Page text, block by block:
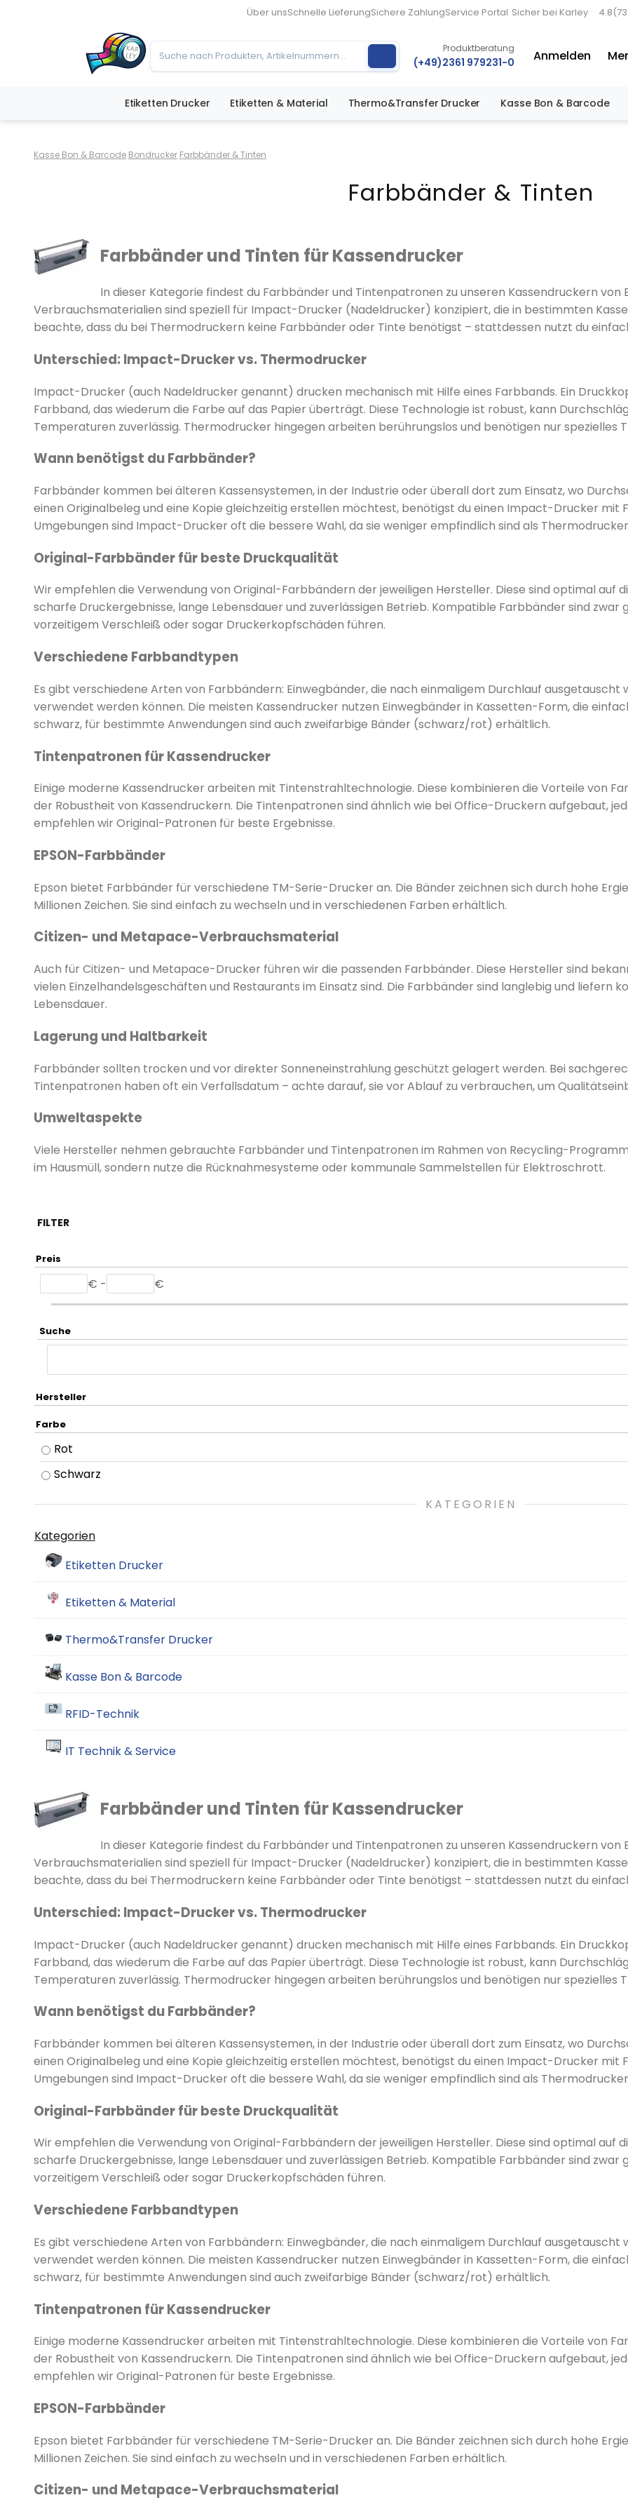
Über unsSchnelle LieferungSichere ZahlungService Portal Sicher bei Karley 4.8
Produktberatung
(+49)2361 979231-0 Anmelden
Etiketten Drucker Etiketten & Material Thermo&Transfer Drucker Kasse Bon & Barcode
Kasse Bon & Barcode Bondrucker Farbbänder & Tinten
Farbbänder & Tinten
Farbbänder und Tinten für Kassendrucker
In dieser Kategorie findest du Farbbänder und Tintenpatronen zu unseren Kassendruckern von
Verbrauchsmaterialien sind speziell für Impact-Drucker (Nadeldrucker) konzipiert, die in bestimmten
beachte, dass du bei Thermodruckern keine Farbbänder oder Tinte benötigst – stattdessen nutzt du
Unterschied: Impact-Drucker vs. Thermodrucker
Impact-Drucker (auch Nadeldrucker genannt) drucken mechanisch mit Hilfe eines Farbbands. Ein
Farbband, das wiederum die Farbe auf das Papier überträgt. Diese Technologie ist robust, kann
Temperaturen zuverlässig. Thermodrucker hingegen arbeiten berührungslos und benötigen nur spezielles
Wann benötigst du Farbbänder?
Farbbänder kommen bei älteren Kassensystemen, in der Industrie oder überall dort zum Einsatz, wo
einen Originalbeleg und eine Kopie gleichzeitig erstellen möchtest, benötigst du einen Impact-Drucker mit
Umgebungen sind Impact-Drucker oft die bessere Wahl, da sie weniger empfindlich sind als
Original-Farbbänder für beste Druckqualität
Wir empfehlen die Verwendung von Original-Farbbändern der jeweiligen Hersteller. Diese sind optimal
scharfe Druckergebnisse, lange Lebensdauer und zuverlässigen Betrieb. Kompatible Farbbänder sind zwar
vorzeitigem Verschleiß oder sogar Druckerkopfschäden führen.
Verschiedene Farbbandtypen
Es gibt verschiedene Arten von Farbbändern: Einwegbänder, die nach einmaligem Durchlauf ausgetauscht
verwendet werden können. Die meisten Kassendrucker nutzen Einwegbänder in Kassetten-Form, die
schwarz, für bestimmte Anwendungen sind auch zweifarbige Bänder (schwarz/rot) erhältlich.
Tintenpatronen für Kassendrucker
Einige moderne Kassendrucker arbeiten mit Tintenstrahltechnologie. Diese kombinieren die Vorteile von
der Robustheit von Kassendruckern. Die Tintenpatronen sind ähnlich wie bei Office-Druckern aufgebaut,
empfehlen wir Original-Patronen für beste Ergebnisse.
EPSON-Farbbänder
Epson bietet Farbbänder für verschiedene TM-Serie-Drucker an. Die Bänder zeichnen sich durch hohe
Millionen Zeichen. Sie sind einfach zu wechseln und in verschiedenen Farben erhältlich.
Citizen- und Metapace-Verbrauchsmaterial
Auch für Citizen- und Metapace-Drucker führen wir die passenden Farbbänder. Diese Hersteller sind
vielen Einzelhandelsgeschäften und Restaurants im Einsatz sind. Die Farbbänder sind langlebig und liefern
Lebensdauer.
Lagerung und Haltbarkeit
Farbbänder sollten trocken und vor direkter Sonneneinstrahlung geschützt gelagert werden. Bei
Tintenpatronen haben oft ein Verfallsdatum – achte darauf, sie vor Ablauf zu verbrauchen, um
Umweltaspekte
Viele Hersteller nehmen gebrauchte Farbbänder und Tintenpatronen im Rahmen von Recycling-
im Hausmüll, sondern nutze die Rücknahmesysteme oder kommunale Sammelstellen für Elektroschrott.
FILTER
Preis
€ - €
Suche
Hersteller
Farbe
Rot
Schwarz
KATEGORIEN
Kategorien
Etiketten Drucker
Etiketten & Material
Thermo&Transfer Drucker
Kasse Bon & Barcode
RFID-Technik
IT Technik & Service
Farbbänder und Tinten für Kassendrucker
In dieser Kategorie findest du Farbbänder und Tintenpatronen zu unseren Kassendruckern von
Verbrauchsmaterialien sind speziell für Impact-Drucker (Nadeldrucker) konzipiert, die in bestimmten
beachte, dass du bei Thermodruckern keine Farbbänder oder Tinte benötigst – stattdessen nutzt du
Unterschied: Impact-Drucker vs. Thermodrucker
Impact-Drucker (auch Nadeldrucker genannt) drucken mechanisch mit Hilfe eines Farbbands. Ein
Farbband, das wiederum die Farbe auf das Papier überträgt. Diese Technologie ist robust, kann
Temperaturen zuverlässig. Thermodrucker hingegen arbeiten berührungslos und benötigen nur spezielles
Wann benötigst du Farbbänder?
Farbbänder kommen bei älteren Kassensystemen, in der Industrie oder überall dort zum Einsatz, wo
einen Originalbeleg und eine Kopie gleichzeitig erstellen möchtest, benötigst du einen Impact-Drucker mit
Umgebungen sind Impact-Drucker oft die bessere Wahl, da sie weniger empfindlich sind als
Original-Farbbänder für beste Druckqualität
Wir empfehlen die Verwendung von Original-Farbbändern der jeweiligen Hersteller. Diese sind optimal
scharfe Druckergebnisse, lange Lebensdauer und zuverlässigen Betrieb. Kompatible Farbbänder sind zwar
vorzeitigem Verschleiß oder sogar Druckerkopfschäden führen.
Verschiedene Farbbandtypen
Es gibt verschiedene Arten von Farbbändern: Einwegbänder, die nach einmaligem Durchlauf ausgetauscht
verwendet werden können. Die meisten Kassendrucker nutzen Einwegbänder in Kassetten-Form, die
schwarz, für bestimmte Anwendungen sind auch zweifarbige Bänder (schwarz/rot) erhältlich.
Tintenpatronen für Kassendrucker
Einige moderne Kassendrucker arbeiten mit Tintenstrahltechnologie. Diese kombinieren die Vorteile von
der Robustheit von Kassendruckern. Die Tintenpatronen sind ähnlich wie bei Office-Druckern aufgebaut,
empfehlen wir Original-Patronen für beste Ergebnisse.
EPSON-Farbbänder
Epson bietet Farbbänder für verschiedene TM-Serie-Drucker an. Die Bänder zeichnen sich durch hohe
Millionen Zeichen. Sie sind einfach zu wechseln und in verschiedenen Farben erhältlich.
Citizen- und Metapace-Verbrauchsmaterial